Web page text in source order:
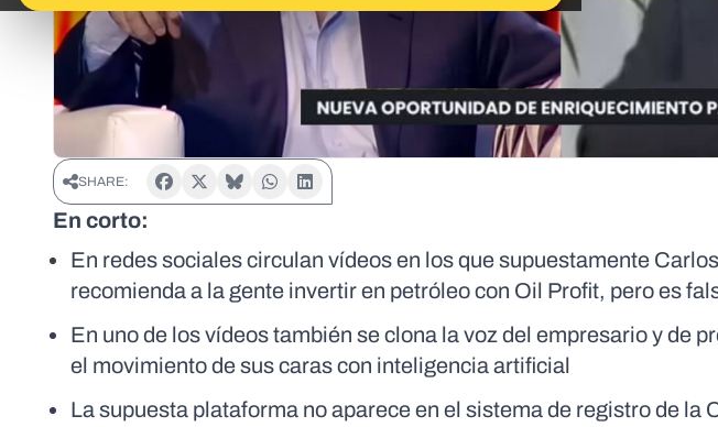
SHARE:
En corto:
En redes sociales circulan vídeos en los que supuestamente
recomienda a la gente invertir en petróleo con Oil Profit, pero es
En uno de los vídeos también se clona la voz del empresario y de
el movimiento de sus caras con inteligencia artificial
La supuesta plataforma no aparece en el sistema de registro de la